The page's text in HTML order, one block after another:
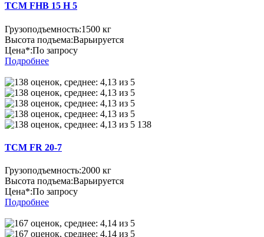
TCM FHB 15 H 5
Грузоподъемность:1500 кг
Высота подъема:Варьируется
Цена*:По запросу
Подробнее
138
TCM FR 20-7
Грузоподъемность:2000 кг
Высота подъема:Варьируется
Цена*:По запросу
Подробнее